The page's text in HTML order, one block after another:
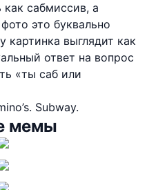
сабмиссив, а
это буквально
картинка выглядит как
ответ на вопрос
«ты саб или
Subway.
мемы